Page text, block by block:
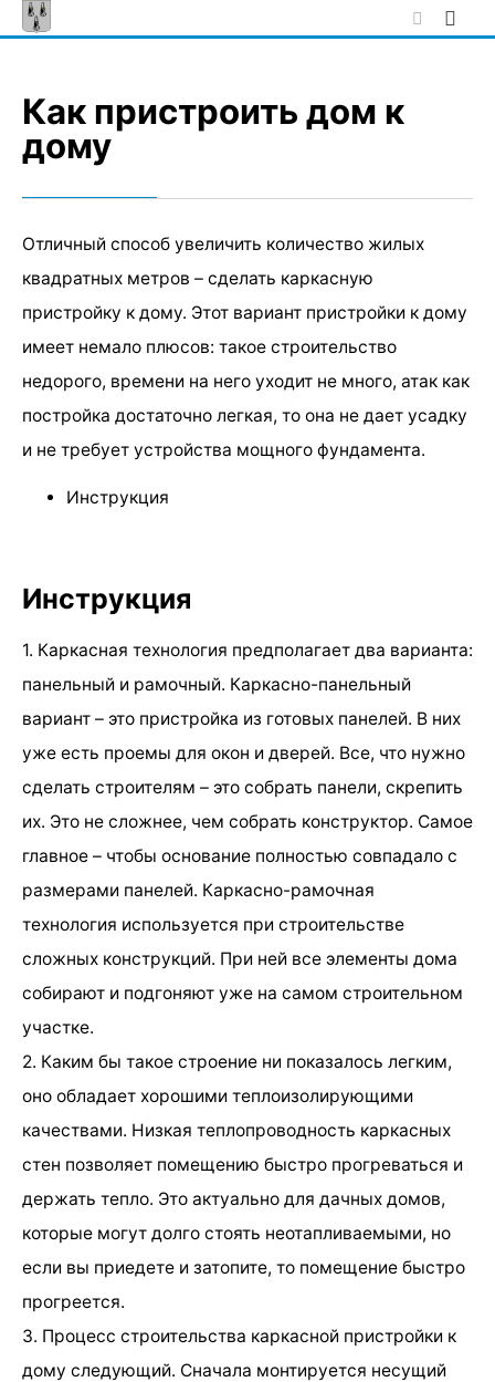
Skip
to
Как пристроить дом к
дому
Отличный способ увеличить количество жилых
квадратных метров – сделать каркасную
пристройку к дому. Этот вариант пристройки к дому
имеет немало плюсов: такое строительство
недорого, времени на него уходит не много, атак как
постройка достаточно легкая, то она не дает усадку
и не требует устройства мощного фундамента.
Инструкция
Инструкция
1. Каркасная технология предполагает два варианта:
панельный и рамочный. Каркасно-панельный
вариант – это пристройка из готовых панелей. В них
уже есть проемы для окон и дверей. Все, что нужно
сделать строителям – это собрать панели, скрепить
их. Это не сложнее, чем собрать конструктор. Самое
главное – чтобы основание полностью совпадало с
размерами панелей. Каркасно-рамочная
технология используется при строительстве
сложных конструкций. При ней все элементы дома
собирают и подгоняют уже на самом строительном
участке.
2. Каким бы такое строение ни показалось легким,
оно обладает хорошими теплоизолирующими
качествами. Низкая теплопроводность каркасных
стен позволяет помещению быстро прогреваться и
держать тепло. Это актуально для дачных домов,
которые могут долго стоять неотапливаемыми, но
если вы приедете и затопите, то помещение быстро
прогреется.
3. Процесс строительства каркасной пристройки к
дому следующий. Сначала монтируется несущий